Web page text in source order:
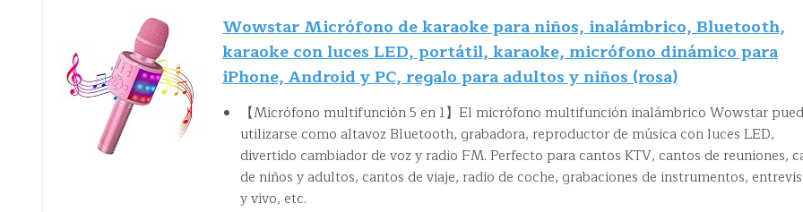
Wowstar Micrófono de karaoke para niños, inalámbrico, Bluetooth,
karaoke con luces LED, portátil, karaoke, micrófono dinámico para
iPhone, Android y PC, regalo para adultos y niños (rosa)
【Micrófono multifunción 5 en 1】El micrófono multifunción inalámbrico Wowstar
utilizarse como altavoz Bluetooth, grabadora, reproductor de música con luces LED,
divertido cambiador de voz y radio FM. Perfecto para cantos KTV, cantos de reuniones,
de niños y adultos, cantos de viaje, radio de coche, grabaciones de instrumentos,
y vivo, etc.